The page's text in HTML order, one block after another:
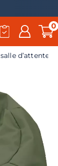
0
d’attente,